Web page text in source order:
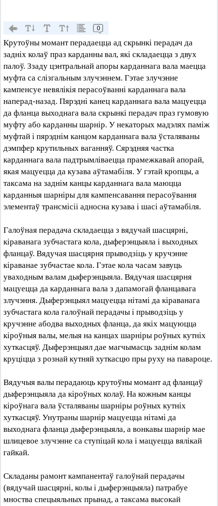
0
Крутоўны момант перадаецца ад скрынкі перадач да
задніх колаў праз карданны вал, які складаецца з двух
палоў. Ззаду цэнтральнай апоры карданнага вала маецца
муфта са слізгальным злучэннем. Гэтае злучэнне
кампенсуе невялікія перасоўванні карданнага вала
наперад-назад. Пярэдні канец карданнага вала мацуецца
да фланца выходнага вала скрынкі перадач праз гумовую
муфту або карданны шарнір. У некаторых мадэлях паміж
муфтай і пярэднім канцом карданнага вала ўсталяваны
дэмпфер крутильных ваганняў. Сярэдняя частка
карданнага вала падтрымліваецца прамежкавай апорай,
якая мацуецца да кузава аўтамабіля. У гэтай кропцы, а
таксама на заднім канцы карданнага вала маюцца
карданныя шарніры для кампенсавання перасоўвання
элементаў трансмісіі адносна кузава і шасі аўтамабіля.
Галоўная перадача складаецца з вядучай шасцярні,
кіраванага зубчастага кола, дыферэнцыяла і выходных
фланцаў. Вядучая шасцярня прыводзіць у кручэнне
кіраванае зубчастае кола. Гэтае кола часам завуць
уваходным валам дыферэнцыяла. Вядучая шасцярня
мацуецца да карданнага вала з дапамогай фланцавага
злучэння. Дыферэнцыял мацуецца нітамі да кіраванага
зубчастага кола галоўнай перадачы і прыводзіць у
кручэнне абодва выходных фланца, да якіх мацуюцца
кіроўныя валы, мелыя на канцах шарніры роўных кутніх
хуткасцяў. Дыферэнцыял дае магчымасць заднім колам
круціцца з рознай кутняй хуткасцю пры руху на павароце.
Вядучыя валы перадаюць крутоўны момант ад фланцаў
дыферэнцыяла да кіроўных колаў. На кожным канцы
кіроўнага вала ўсталяваны шарніры роўных кутніх
хуткасцяў. Унутраны шарнір мацуецца нітамі да
выходнага фланца дыферэнцыяла, а вонкавы шарнір мае
шлицевое злучэнне са ступіцай кола і мацуецца вялікай
гайкай.
Складаны рамонт кампанентаў галоўнай перадачы
(вядучай шасцярні, колы і дыферэнцыяла) патрабуе
мноства спецыяльных прынад, а таксама высокай